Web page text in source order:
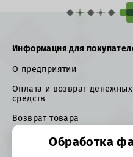
Информация для
О предприятии
Оплата и возврат денежных
средств
Возврат товара
Права потребителя и
обязанности продавца
Обработка